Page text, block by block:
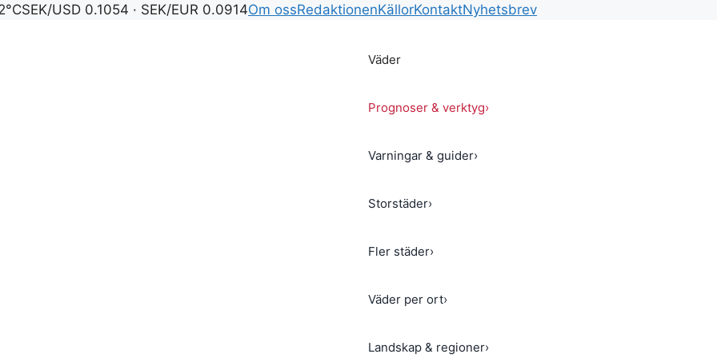
SEK/USD 0.1054 · SEK/EUR 0.0914Om ossRedaktionenKällorKontaktNyhetsbrev
Väder
Prognoser & verktyg›
Varningar & guider›
Storstäder›
Fler städer›
Väder per ort›
Landskap & regioner›